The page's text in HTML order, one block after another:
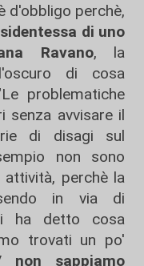
d'obbligo perchè,
di uno
Ravano, la
di cosa
problematiche
senza avvisare il
di disagi sul
non sono
perchè la
in via di
ha detto cosa
trovati un po'
non sappiamo